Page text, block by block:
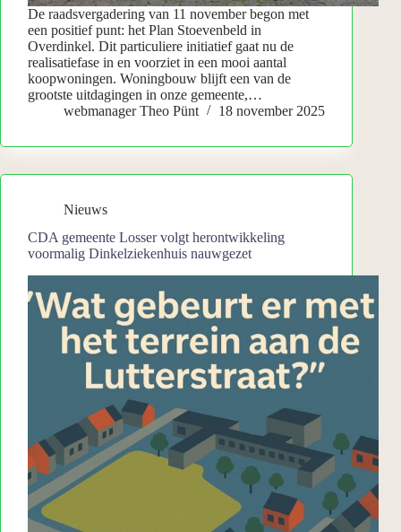
De raadsvergadering van 11 november begon met
een positief punt: het Plan Stoevenbeld in
Overdinkel. Dit particuliere initiatief gaat nu de
realisatiefase in en voorziet in een mooi aantal
koopwoningen. Woningbouw blijft een van de
grootste uitdagingen in onze gemeente,…
webmanager Theo Pünt
18 november 2025
Nieuws
CDA gemeente Losser volgt herontwikkeling
voormalig Dinkelziekenhuis nauwgezet